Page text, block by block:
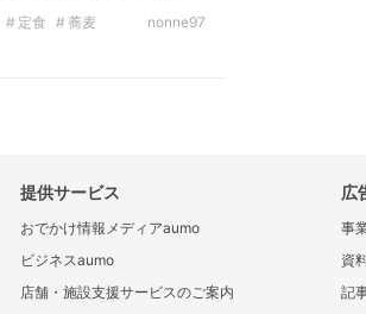
定食
蕎麦
nonne97
提供サービス
おでかけ情報メディアaumo
ビジネスaumo
店舗・施設支援サービスのご案内
広
事
資
記